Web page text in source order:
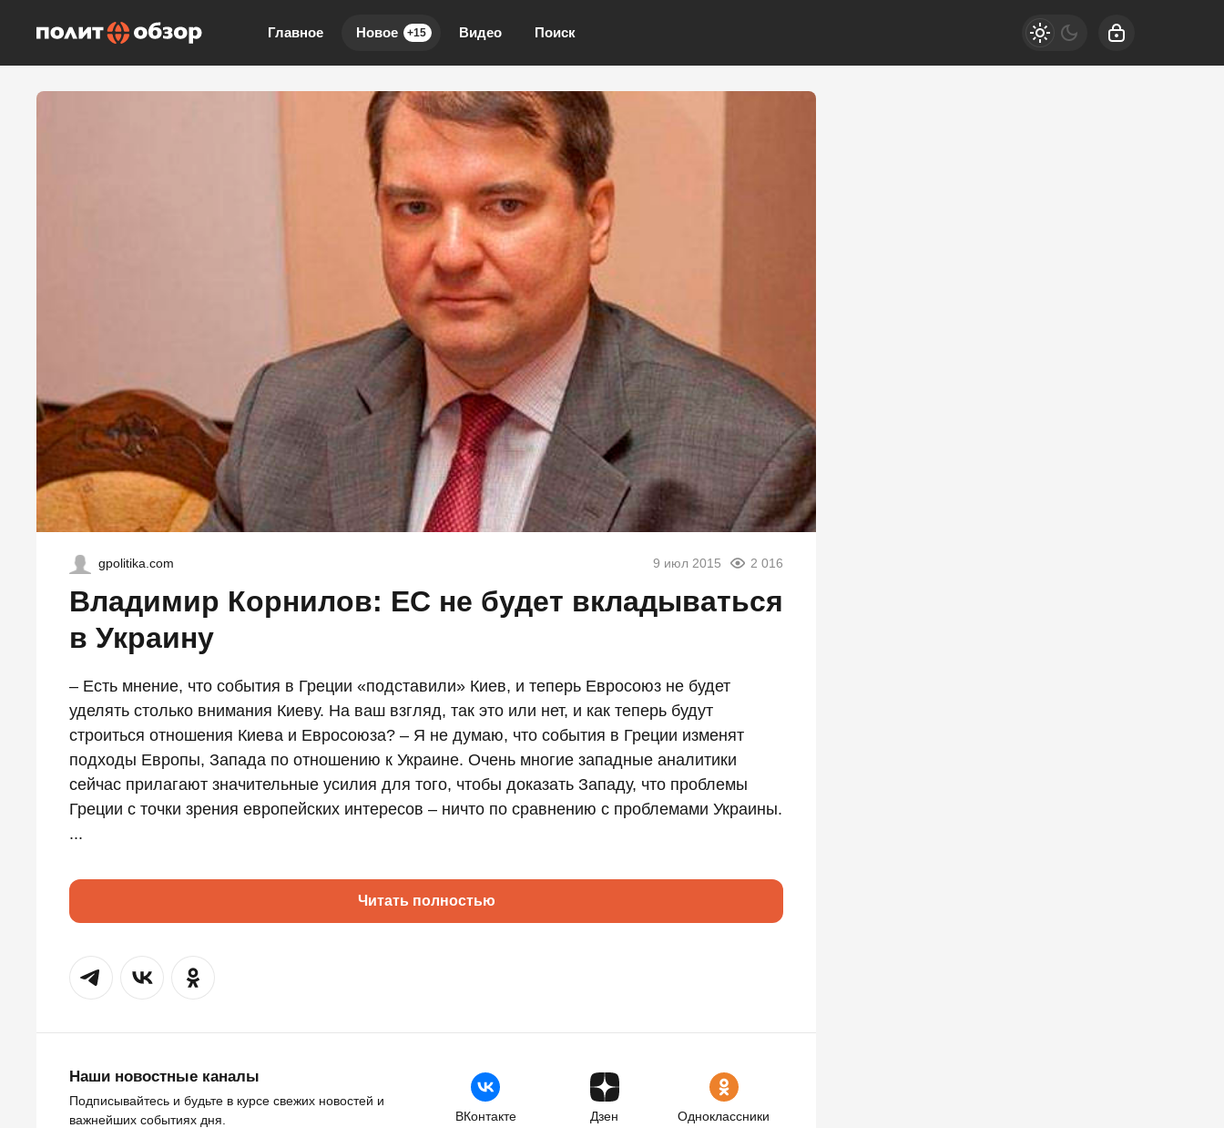
Главное Новое +15 Видео Поиск
gpolitika.com 9 июл 2015 2 016
Владимир Корнилов: ЕС не будет вкладываться
в Украину
– Есть мнение, что события в Греции «подставили» Киев, и теперь Евросоюз не будет
уделять столько внимания Киеву. На ваш взгляд, так это или нет, и как теперь будут
строиться отношения Киева и Евросоюза? – Я не думаю, что события в Греции изменят
подходы Европы, Запада по отношению к Украине. Очень многие западные аналитики
сейчас прилагают значительные усилия для того, чтобы доказать Западу, что проблемы
Греции с точки зрения европейских интересов – ничто по сравнению с проблемами Украины.
...
Читать полностью
Наши новостные каналы
Подписывайтесь и будьте в курсе свежих новостей и
важнейших событиях дня.
ВКонтакте Дзен Одноклассники